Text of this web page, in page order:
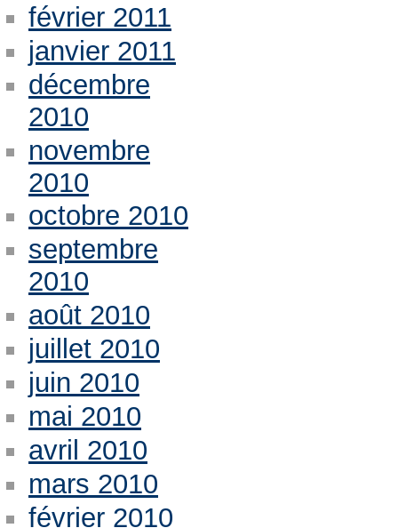
février 2011
janvier 2011
décembre
2010
novembre
2010
octobre 2010
septembre
2010
août 2010
juillet 2010
juin 2010
mai 2010
avril 2010
mars 2010
février 2010